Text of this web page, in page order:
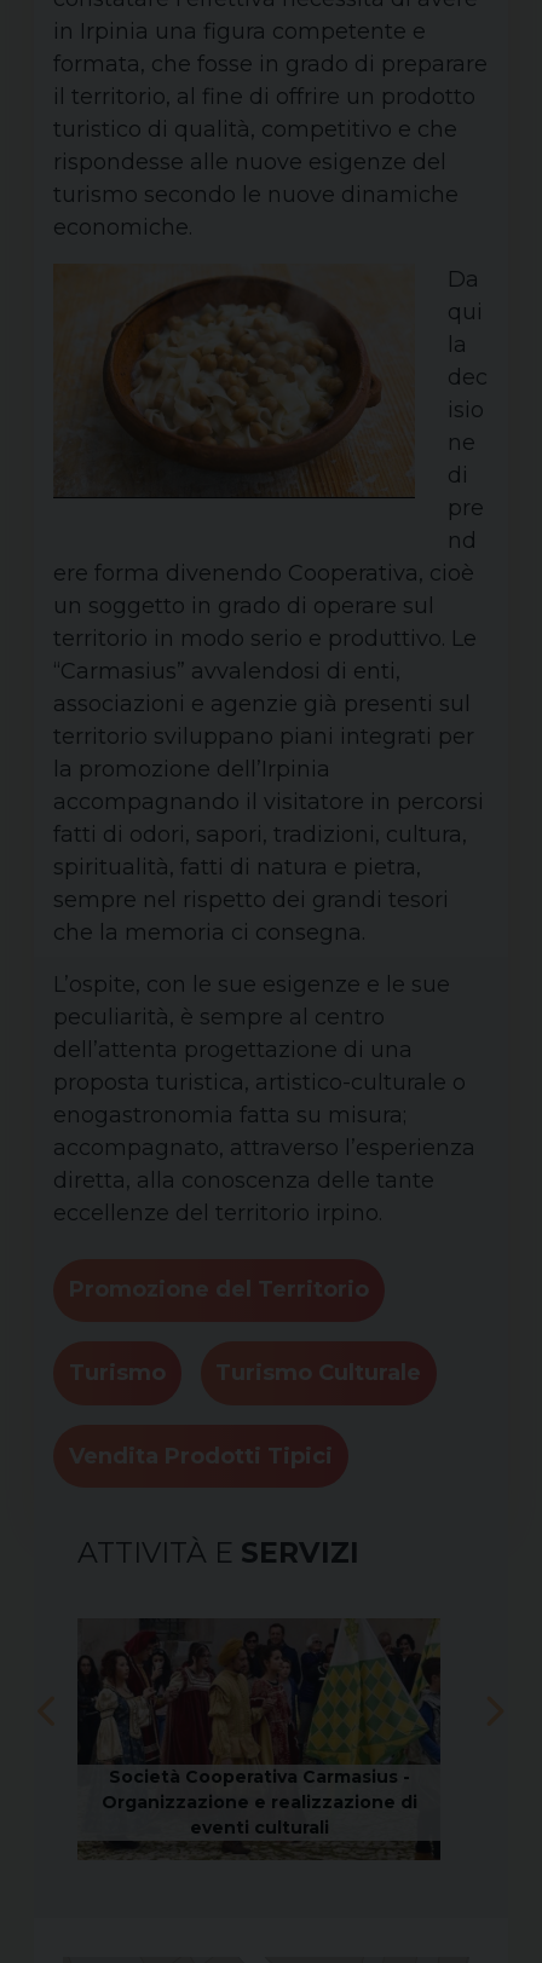
in Irpinia una figura competente e
formata, che fosse in grado di preparare
il territorio, al fine di offrire un prodotto
turistico di qualità, competitivo e che
rispondesse alle nuove esigenze del
turismo secondo le nuove dinamiche
economiche.
Da
qui
la
dec
isio
ne
di
pre
nd
ere forma divenendo Cooperativa, cioè
un soggetto in grado di operare sul
territorio in modo serio e produttivo. Le
“Carmasius” avvalendosi di enti,
associazioni e agenzie già presenti sul
territorio sviluppano piani integrati per
la promozione dell’Irpinia
accompagnando il visitatore in percorsi
fatti di odori, sapori, tradizioni, cultura,
spiritualità, fatti di natura e pietra,
sempre nel rispetto dei grandi tesori
che la memoria ci consegna.
L’ospite, con le sue esigenze e le sue
peculiarità, è sempre al centro
dell’attenta progettazione di una
proposta turistica, artistico-culturale o
enogastronomia fatta su misura;
accompagnato, attraverso l’esperienza
diretta, alla conoscenza delle tante
eccellenze del territorio irpino.
Promozione del Territorio
Turismo Turismo Culturale
Vendita Prodotti Tipici
ATTIVITÀ E SERVIZI
Società Cooperativa Carmasius -
Organizzazione e realizzazione di
eventi culturali